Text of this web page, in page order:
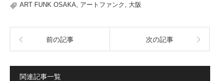
ART FUNK OSAKA
アートファンク 大阪
前の記事 次の記事
関連記事一覧